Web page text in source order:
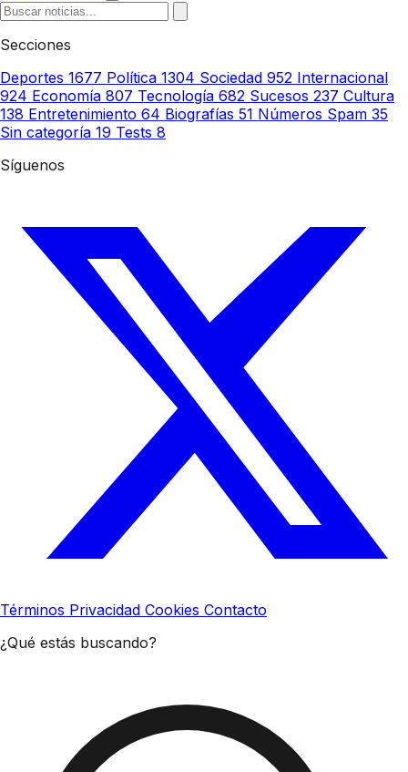
Secciones
Deportes 1677 Política 1304 Sociedad 952 Internacional
924 Economía 807 Tecnología 682 Sucesos 237 Cultura
138 Entretenimiento 64 Biografías 51 Números Spam 35
Sin categoría 19 Tests 8
Síguenos
Términos Privacidad Cookies Contacto
¿Qué estás buscando?